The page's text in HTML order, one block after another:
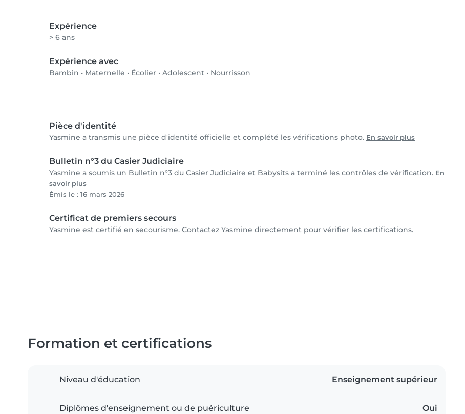
Expérience
> 6 ans
Expérience avec
Bambin • Maternelle • Écolier • Adolescent • Nourrisson
Pièce d'identité
Yasmine a transmis une pièce d'identité officielle et complété les vérifications photo. En savoir plus
Bulletin n°3 du Casier Judiciaire
Yasmine a soumis un Bulletin n°3 du Casier Judiciaire et Babysits a terminé les contrôles de vérification. En
savoir plus
Émis le : 16 mars 2026
Certificat de premiers secours
Yasmine est certifié en secourisme. Contactez Yasmine directement pour vérifier les certifications.
Formation et certifications
Niveau d'éducation Enseignement supérieur
Diplômes d'enseignement ou de puériculture Oui